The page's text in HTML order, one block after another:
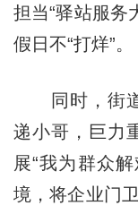
担当“驿站服务
假日不“打烊”。
同时，街道
递小哥，巨力
展“我为群众
境，将企业门